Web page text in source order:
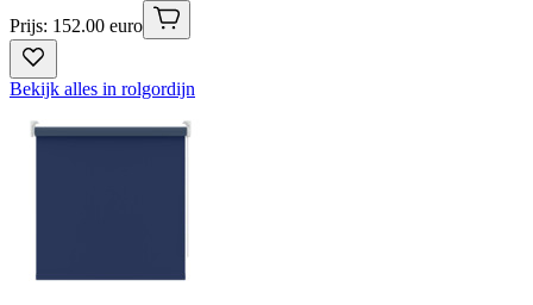
Prijs: 152.00 euro
Bekijk alles in rolgordijn